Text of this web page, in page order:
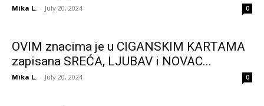
Mika L. - July 20, 2024 0
OVIM znacima je u CIGANSKIM KARTAMA
zapisana SREĆA, LJUBAV i NOVAC...
Mika L. - July 20, 2024 0